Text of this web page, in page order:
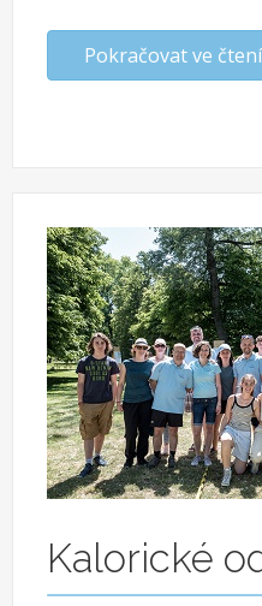
Pokračovat ve čtení
Kalorické